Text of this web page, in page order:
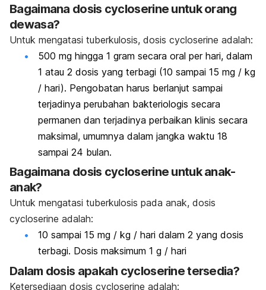
Bagaimana dosis cycloserine untuk orang
dewasa?
Untuk mengatasi tuberkulosis, dosis cycloserine adalah:
500 mg hingga 1 gram secara oral per hari, dalam
1 atau 2 dosis yang terbagi (10 sampai 15 mg / kg
/ hari). Pengobatan harus berlanjut sampai
terjadinya perubahan bakteriologis secara
permanen dan terjadinya perbaikan klinis secara
maksimal, umumnya dalam jangka waktu 18
sampai 24 bulan.
Bagaimana dosis cycloserine untuk anak-
anak?
Untuk mengatasi tuberkulosis pada anak, dosis
cycloserine adalah:
10 sampai 15 mg / kg / hari dalam 2 yang dosis
terbagi. Dosis maksimum 1 g / hari
Dalam dosis apakah cycloserine tersedia?
Ketersediaan dosis cycloserine adalah: